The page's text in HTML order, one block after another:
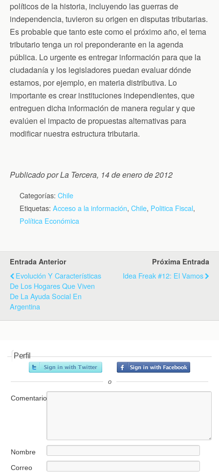
políticos de la historia, incluyendo las guerras de
independencia, tuvieron su origen en disputas tributarias.
Es probable que tanto este como el próximo año, el tema
tributario tenga un rol preponderante en la agenda
pública. Lo urgente es entregar información para que la
ciudadanía y los legisladores puedan evaluar dónde
estamos, por ejemplo, en materia distributiva. Lo
importante es crear instituciones independientes, que
entreguen dicha información de manera regular y que
evalúen el impacto de propuestas alternativas para
modificar nuestra estructura tributaria.
Publicado por La Tercera, 14 de enero de 2012
Categorías: Chile
Etiquetas: Acceso a la información, Chile, Politica Fiscal,
Política Económica
Entrada Anterior
Evolución Y Características
De Los Hogares Que Viven
De La Ayuda Social En
Argentina
Próxima Entrada
Idea Freak #12: El Vamos
Perfil
o
Comentario
Nombre
Correo